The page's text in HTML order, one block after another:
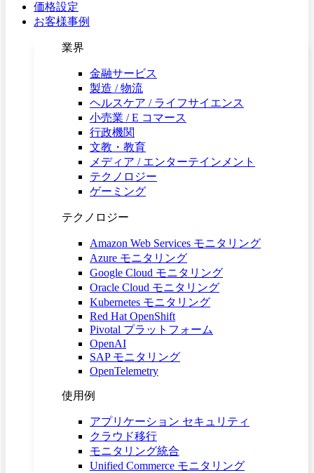
価格設定
お客様事例
業界
金融サービス
製造 / 物流
ヘルスケア / ライフサイエンス
小売業 / E コマース
行政機関
文教・教育
メディア / エンターテインメント
テクノロジー
ゲーミング
テクノロジー
Amazon Web Services モニタリング
Azure モニタリング
Google Cloud モニタリング
Oracle Cloud モニタリング
Kubernetes モニタリング
Red Hat OpenShift
Pivotal プラットフォーム
OpenAI
SAP モニタリング
OpenTelemetry
使用例
アプリケーション セキュリティ
クラウド移行
モニタリング統合
Unified Commerce モニタリング